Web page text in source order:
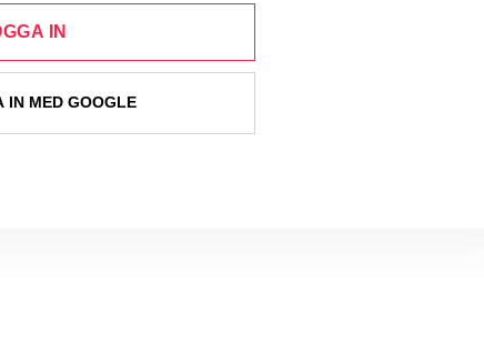
IN
IN MED GOOGLE